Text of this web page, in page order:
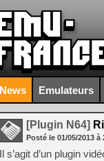
News Emulateurs
[Plugin N64]
Posté le 01/05/2013 à
Il s’agit d’un plugin